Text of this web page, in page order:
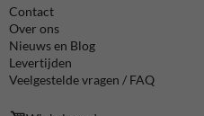
Contact
Over ons
Nieuws en Blog
Levertijden
Veelgestelde vragen / FAQ